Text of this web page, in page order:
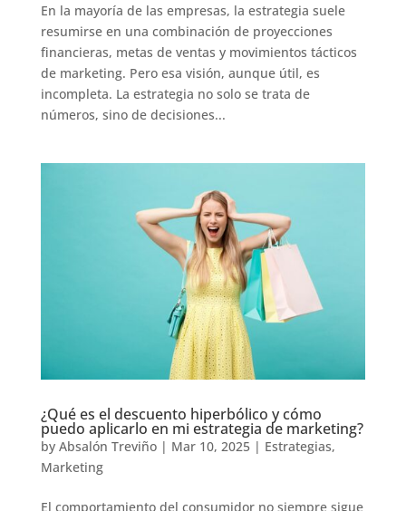
En la mayoría de las empresas, la estrategia suele
resumirse en una combinación de proyecciones
financieras, metas de ventas y movimientos tácticos
de marketing. Pero esa visión, aunque útil, es
incompleta. La estrategia no solo se trata de
números, sino de decisiones...
¿Qué es el descuento hiperbólico y cómo
puedo aplicarlo en mi estrategia de marketing?
by Absalón Treviño| Mar 10, 2025| Estrategias,
Marketing
El comportamiento del consumidor no siempre sigue